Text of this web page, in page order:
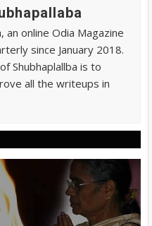
an online Odia Magazine
since January 2018.
Shubhaplallba is to
all the writeups in